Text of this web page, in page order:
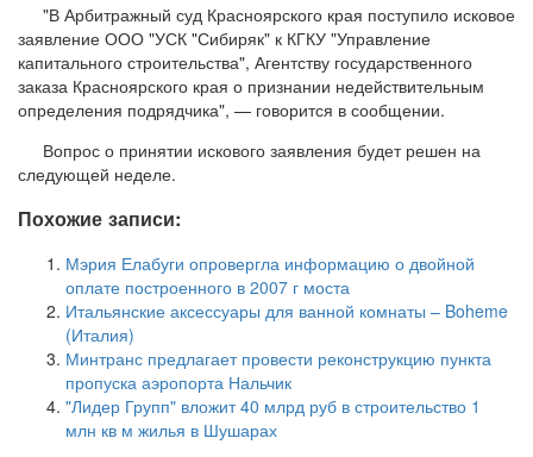
"В Арбитражный суд Красноярского края поступило исковое
заявление ООО "УСК "Сибиряк" к КГКУ "Управление
капитального строительства", Агентству государственного
заказа Красноярского края о признании недействительным
определения подрядчика", — говорится в сообщении.
Вопрос о принятии искового заявления будет решен на
следующей неделе.
Похожие записи:
Мэрия Елабуги опровергла информацию о двойной
оплате построенного в 2007 г моста
Итальянские аксессуары для ванной комнаты – Boheme
(Италия)
Минтранс предлагает провести реконструкцию пункта
пропуска аэропорта Нальчик
"Лидер Групп" вложит 40 млрд руб в строительство 1
млн кв м жилья в Шушарах